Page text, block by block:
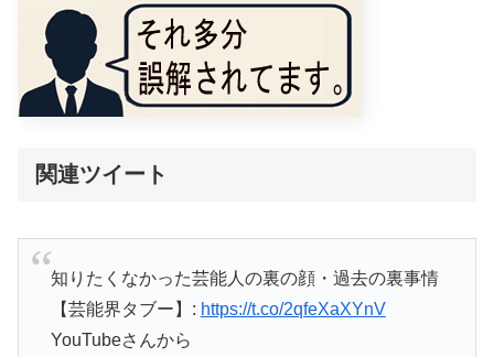
関連ツイート
知りたくなかった芸能人の裏の顔・過去の裏事情
【芸能界タブー】: https://t.co/2qfeXaXYnV
YouTubeさんから